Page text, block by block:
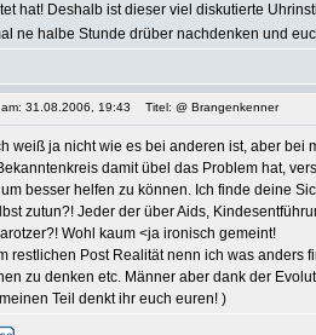
hat! Deshalb ist dieser viel diskutierte
ne halbe Stunde drüber nachdenken und
am: 31.08.2006, 19:43 Titel: @ Brangenkenner
weiß ja nicht wie es bei anderen ist, aber bei
damit übel das Problem hat,
besser helfen zu können. Ich finde deine
zutun?! Jeder der über Aids,
Wohl kaum <ja ironisch gemeint!
restlichen Post Realität nenn ich was anders
zu denken etc. Männer aber dank der
Teil denkt ihr euch euren! )